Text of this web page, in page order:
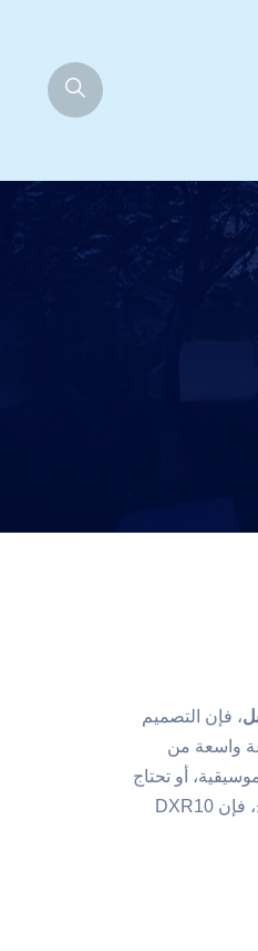
، فإن التصميم
واسعة من
أو تحتاج
إلى جهاز مراقبة قوي للأرضية، أو لتكوين نظام صوتي صغير مدمج، فإن DXR10